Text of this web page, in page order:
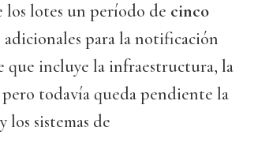
los lotes un período de cinco
adicionales para la notificación
que incluye la infraestructura, la
todavía queda pendiente la
los sistemas de